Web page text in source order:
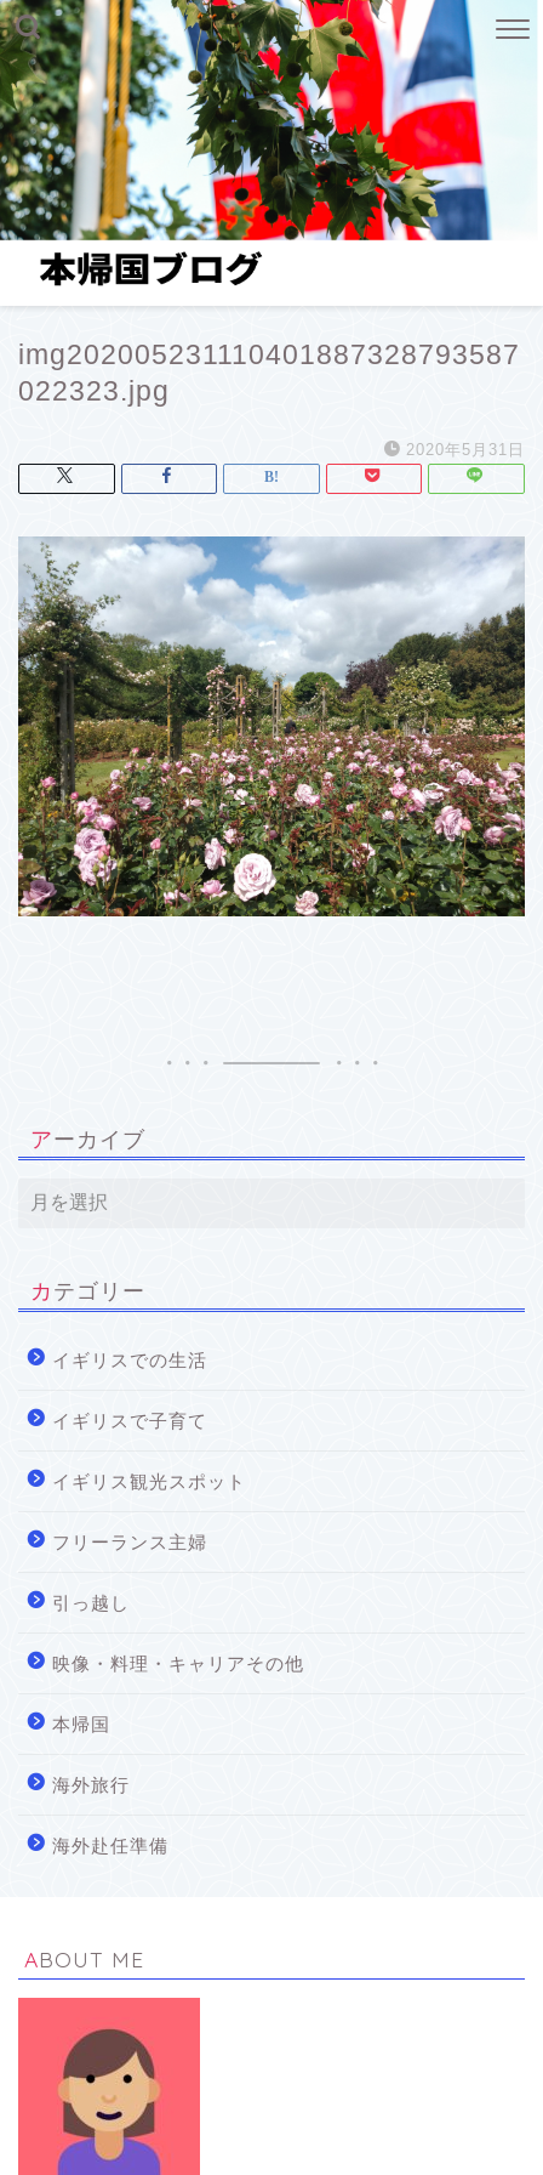
img202005231110401887328793587
022323.jpg
2020年5月31日
アーカイブ
カテゴリー
イギリスでの生活
イギリスで子育て
イギリス観光スポット
フリーランス主婦
引っ越し
映像・料理・キャリアその他
本帰国
海外旅行
海外赴任準備
ABOUT ME